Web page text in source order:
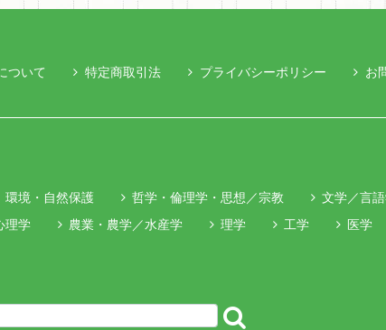
ついて 特定商取引法 プライバシーポリシー お
環境・自然保護 哲学・倫理学・思想／宗教 文学／言
理学 農業・農学／水産学 理学 工学 医学